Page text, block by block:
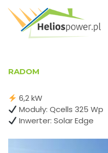
RADOM
6,2 kW
Moduły: Qcells 325 Wp
Inwerter: Solar Edge